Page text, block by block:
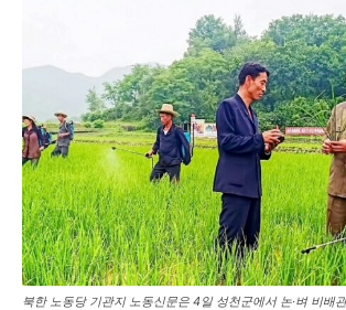
북한 노동당 기관지 노동신문은 4일 성천군에서 논·벼 비배